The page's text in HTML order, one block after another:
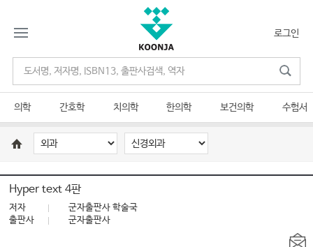
로그인
의학 간호학 치의학 한의학 보건의학 수험서
Hyper text 4판
저자
군자출판사 학술국
출판사
군자출판사